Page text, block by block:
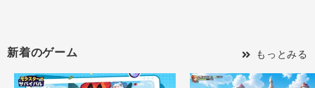
新着のゲーム もっとみる